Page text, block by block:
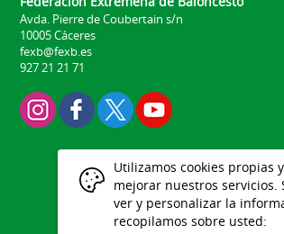
Avda. Pierre de Coubertain s/n
10005 Cáceres
fexb@fexb.es
927 21 21 71
Utilizamos cookies propias
mejorar nuestros servicios.
ver y personalizar la
recopilamos sobre usted: